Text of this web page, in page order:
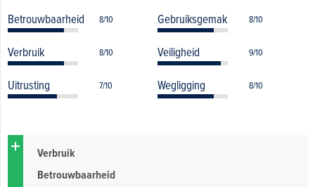
Betrouwbaarheid 8/10 Gebruiksgemak 8/10
Verbruik 8/10 Veiligheid 9/10
Uitrusting 7/10 Wegligging 8/10
Verbruik
Betrouwbaarheid